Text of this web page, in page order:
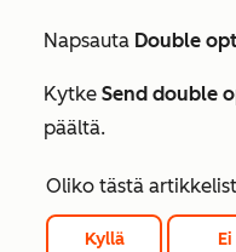
Napsauta Double
Kytke Send double
päältä.
Oliko tästä
Kyllä Ei